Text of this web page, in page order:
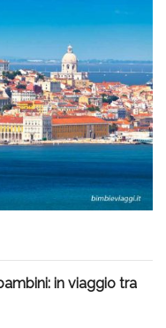
in viaggio tra